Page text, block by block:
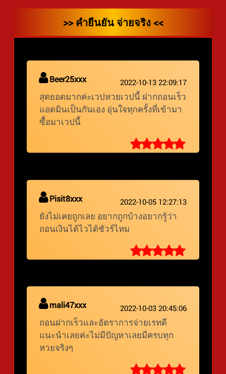
>> คำยืนยัน จ่ายจริง <<
Beer25xxx 2022-10-13 22:09:17
สุดยอดมากค่ะเวปหวยเวปนี้ ฝากถอนเร็ว
แอดมินเป็นกันเอง อุ่นใจทุกครั้งที่เข้ามา
ซื้อมาเวปนี้
Pisit8xxx 2022-10-05 12:27:13
ยังไม่เคยถูกเลย อยากถูกบ้างอยากรู้ว่า
ถอนเงินได้ไวได้ชัวร์ไหม
mali47xxx 2022-10-03 20:45:06
ถอนฝากเร็วและอัตราการจ่ายเรทดี
แนะนำเลยค่ะไม่มีปัญหาเลยมีครบทุก
หวยจริงๆ